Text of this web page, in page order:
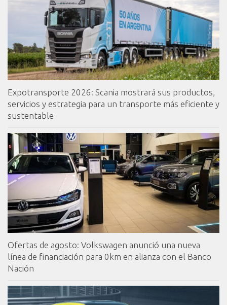
Expotransporte 2026: Scania mostrará sus productos,
servicios y estrategia para un transporte más eficiente y
sustentable
Ofertas de agosto: Volkswagen anunció una nueva
línea de financiación para 0km en alianza con el Banco
Nación